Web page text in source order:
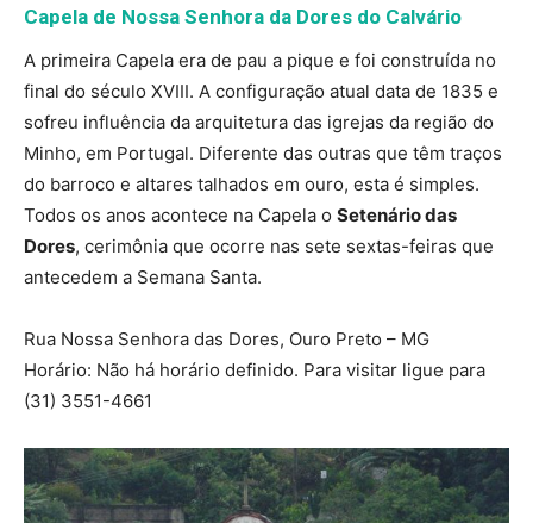
Capela de Nossa Senhora da Dores do Calvário
A primeira Capela era de pau a pique e foi construída no
final do século XVIII. A configuração atual data de 1835 e
sofreu influência da arquitetura das igrejas da região do
Minho, em Portugal. Diferente das outras que têm traços
do barroco e altares talhados em ouro, esta é simples.
Todos os anos acontece na Capela o Setenário das
Dores, cerimônia que ocorre nas sete sextas-feiras que
antecedem a Semana Santa.
Rua Nossa Senhora das Dores, Ouro Preto – MG
Horário: Não há horário definido. Para visitar ligue para
(31) 3551-4661